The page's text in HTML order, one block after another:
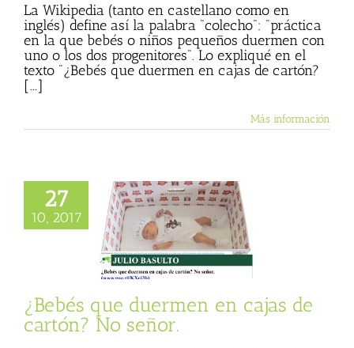
La Wikipedia (tanto en castellano como en
inglés) define así la palabra "colecho": "práctica
en la que bebés o niños pequeños duermen con
uno o los dos progenitores". Lo expliqué en el
texto "¿Bebés que duermen en cajas de cartón?
[...]
Más información
27
10, 2017
duermen en
No señor.
¿Bebés que duermen en cajas de
cartón? No señor.